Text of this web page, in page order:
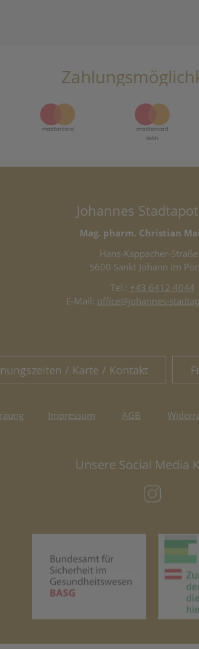
Johannes
Mag. pharm. Christian
Hans-Kappacher-
5600 Sankt Johann im
Tel.: +43 6412 4044
E-Mail: office@johannes-
/ Karte / Kontakt
Impressum AGB
Unsere Social Media
(öffnet in